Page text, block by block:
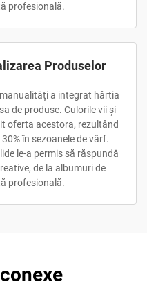
profesională.
Produselor
a integrat hârtia
de produse. Culorile vii și
oferta acestora, rezultând
în sezoanele de vârf.
le-a permis să răspundă
de la albumuri de
profesională.